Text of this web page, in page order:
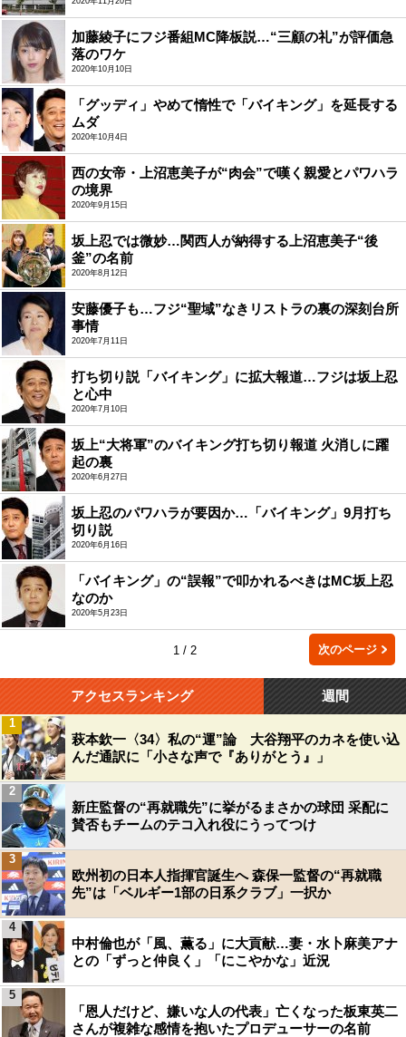
加藤綾子にフジ番組MC降板説…“三顧の礼”が評価急
落のワケ
2020年10月10日
「グッディ」やめて惰性で「バイキング」を延長する
ムダ
2020年10月4日
西の女帝・上沼恵美子が“肉会”で嘆く親愛とパワハラ
の境界
2020年9月15日
坂上忍では微妙…関西人が納得する上沼恵美子“後
釜”の名前
2020年8月12日
安藤優子も…フジ“聖域”なきリストラの裏の深刻台所
事情
2020年7月11日
打ち切り説「バイキング」に拡大報道…フジは坂上忍
と心中
2020年7月10日
坂上“大将軍”のバイキング打ち切り報道 火消しに躍
起の裏
2020年6月27日
坂上忍のパワハラが要因か…「バイキング」9月打ち
切り説
2020年6月16日
「バイキング」の“誤報”で叩かれるべきはMC坂上忍
なのか
2020年5月23日
1 / 2 次のページ
アクセスランキング 週間
萩本欽一〈34〉私の“運”論 大谷翔平のカネを使い込
んだ通訳に「小さな声で『ありがとう』」
1
新庄監督の“再就職先”に挙がるまさかの球団 采配に
賛否もチームのテコ入れ役にうってつけ
2
欧州初の日本人指揮官誕生へ 森保一監督の“再就職
先”は「ベルギー1部の日系クラブ」一択か
3
中村倫也が「風、薫る」に大貢献…妻・水卜麻美アナ
との「ずっと仲良く」「にこやかな」近況
4
「恩人だけど、嫌いな人の代表」亡くなった板東英二
さんが複雑な感情を抱いたプロデューサーの名前
5